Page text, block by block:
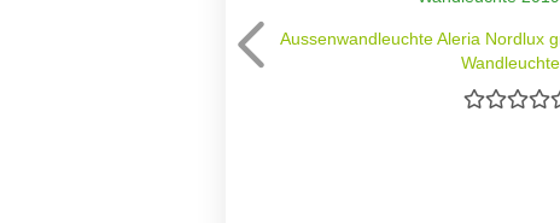
Aussenwandleuchte Aleria Nordlux